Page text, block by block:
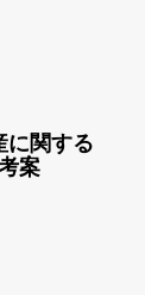
に関する
案